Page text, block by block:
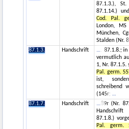
87.1.3.),
87.1.14.)
Cod. Pal.
London,
München,
Stalden (Nr.
87.1.3.
Handschrift
. 87.1.8.; in
vermutlich
1, Nr. 87.1.5.
Pal. germ.
ist,
schreibend
(145r;
87.1.7.
Handschrift
89r (Nr.
87.1.8.)
Pal. germ.